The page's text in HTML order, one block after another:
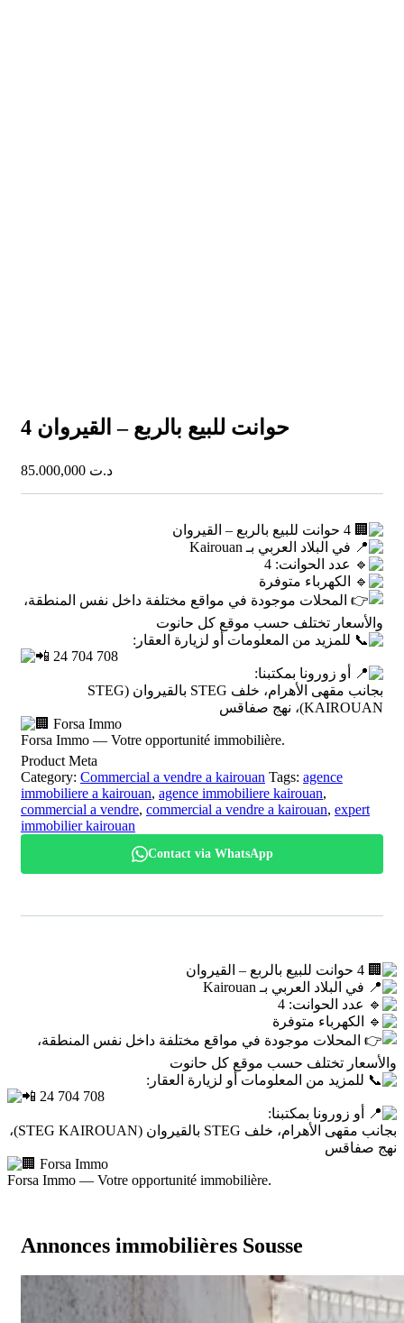
4 حوانت للبيع بالربع – القيروان
د.ت
في البلاد العربي بـ Kairouan
عدد الحوانت: 4
الكهرباء متوفرة
المحلات موجودة في مواقع مختلفة داخل نفس المنطقة،
والأسعار تختلف حسب موقع كل حانوت
للمزيد من المعلومات أو لزيارة العقار:
24 704 708
أو زورونا بمكتبنا:
بجانب مقهى الأهرام، خلف STEG بالقيروان (STEG
KAIROUAN)، نهج صفاقس
Forsa Immo
Forsa Immo — Votre opportunité immobilière.
Product Meta
Category: Commercial a vendre a kairouan Tags: agence
immobiliere a kairouan, agence immobiliere kairouan,
commercial a vendre, commercial a vendre a kairouan, expert
immobilier kairouan
Contact via WhatsApp
في البلاد العربي بـ Kairouan
عدد الحوانت: 4
الكهرباء متوفرة
المحلات موجودة في مواقع مختلفة داخل نفس المنطقة،
والأسعار تختلف حسب موقع كل حانوت
للمزيد من المعلومات أو لزيارة العقار:
24 704 708
أو زورونا بمكتبنا:
بجانب مقهى الأهرام، خلف STEG بالقيروان (STEG KAIROUAN)،
نهج صفاقس
Forsa Immo
Forsa Immo — Votre opportunité immobilière.
Annonces immobilières Sousse